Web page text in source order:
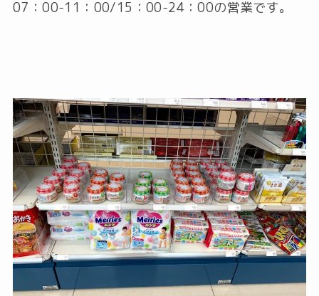
07：00-11：00/15：00-24：00の営業です。